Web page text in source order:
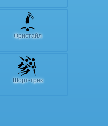
Фристайл
Шорт-трек